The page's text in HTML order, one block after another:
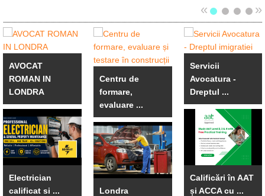
« »
AVOCAT
ROMAN IN
LONDRA
Electrician
calificat si ...
Centru de
formare,
evaluare ...
Londra
Servicii
Avocatura -
Dreptul ...
Calificări în AAT
și ACCA cu ...